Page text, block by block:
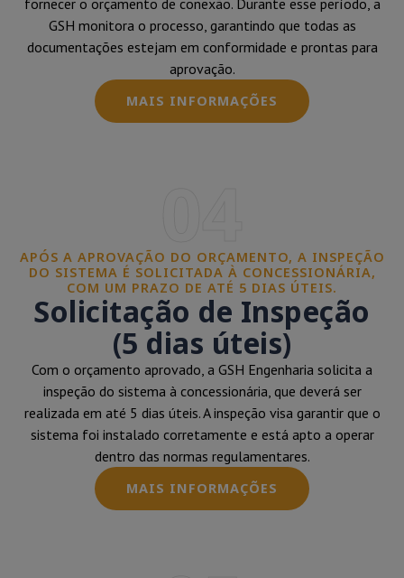
fornecer o orçamento de conexão. Durante esse período, a
GSH monitora o processo, garantindo que todas as
documentações estejam em conformidade e prontas para
aprovação.
MAIS INFORMAÇÕES
APÓS A APROVAÇÃO DO ORÇAMENTO, A INSPEÇÃO
DO SISTEMA É SOLICITADA À CONCESSIONÁRIA,
COM UM PRAZO DE ATÉ 5 DIAS ÚTEIS.
Solicitação de Inspeção
(5 dias úteis)
Com o orçamento aprovado, a GSH Engenharia solicita a
inspeção do sistema à concessionária, que deverá ser
realizada em até 5 dias úteis. A inspeção visa garantir que o
sistema foi instalado corretamente e está apto a operar
dentro das normas regulamentares.
MAIS INFORMAÇÕES